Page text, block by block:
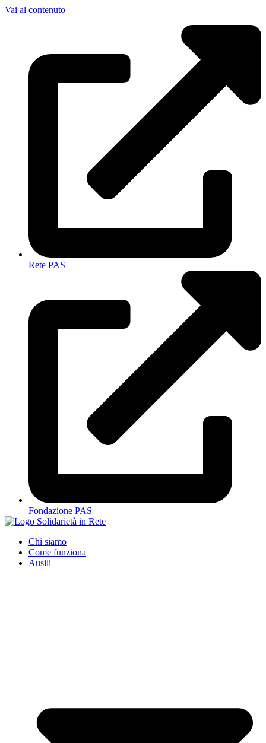
Vai al contenuto
Rete PAS
Fondazione PAS
Chi siamo
Come funziona
Ausili